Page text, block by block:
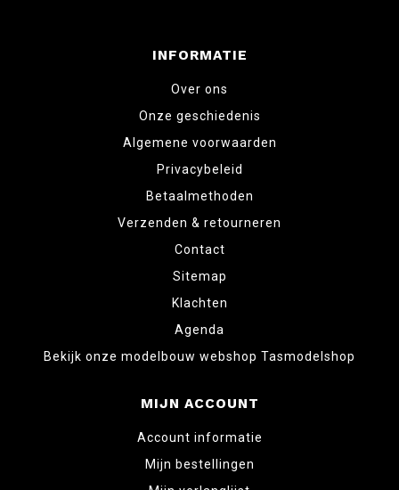
INFORMATIE
Over ons
Onze geschiedenis
Algemene voorwaarden
Privacybeleid
Betaalmethoden
Verzenden & retourneren
Contact
Sitemap
Klachten
Agenda
Bekijk onze modelbouw webshop Tasmodelshop
MIJN ACCOUNT
Account informatie
Mijn bestellingen